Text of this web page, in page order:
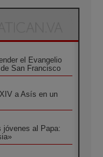
el Evangelio
San Francisco
a Asís en un
jóvenes al Papa: